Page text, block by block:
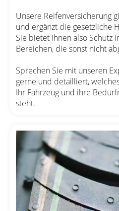
Unsere Reifenversicherung
und ergänzt die gesetzliche
Sie bietet Ihnen also Schutz
Bereichen, die sonst nicht
Sprechen Sie mit unseren
gerne und detailliert,
Ihr Fahrzeug und ihre
steht.